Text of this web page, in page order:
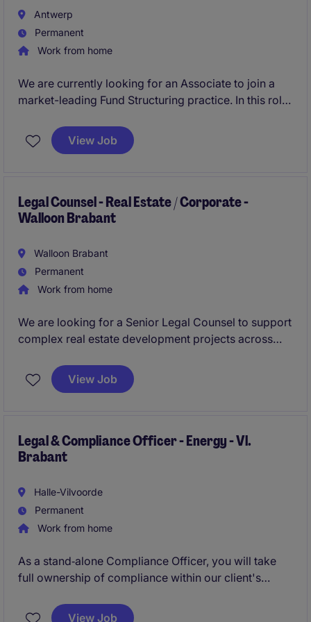
Antwerp
Permanent
Work from home
We are currently looking for an Associate to join a
market-leading Fund Structuring practice. In this role
the full lifecycle of investment funds, including
structuring, formation, fundraising, governance and
experienced lawyers and gain hands-on
responsibility from day one.
View Job
Legal Counsel - Real Estate / Corporate -
Walloon Brabant
Walloon Brabant
Permanent
Work from home
We are looking for a Senior Legal Counsel to support
complex real estate development projects across
transactions, structuring and contracts, working
closely with project teams and senior stakeholders in
View Job
Legal & Compliance Officer - Energy - Vl.
Brabant
Halle-Vilvoorde
Permanent
Work from home
As a stand‑alone Compliance Officer, you will take
full ownership of compliance within our client's
operate very close to the business, translating
View Job